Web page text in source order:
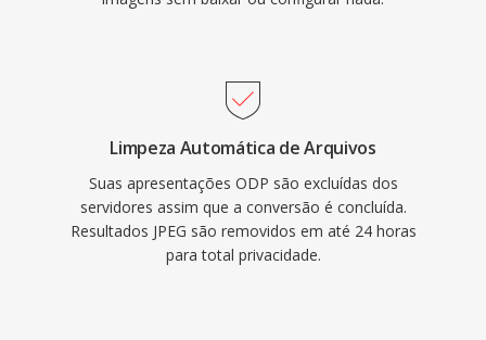
Limpeza Automática de Arquivos
Suas apresentações ODP são excluídas dos
servidores assim que a conversão é concluída.
Resultados JPEG são removidos em até 24 horas
para total privacidade.